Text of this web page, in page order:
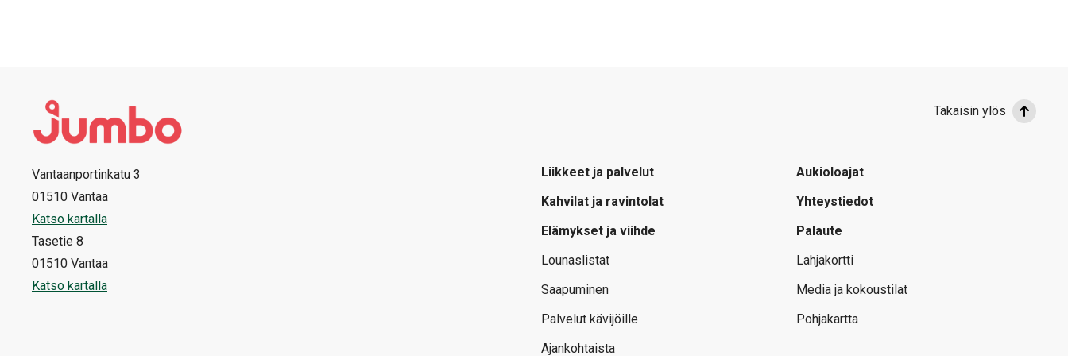
Takaisin ylös
Vantaanportinkatu 3
01510 Vantaa
Katso kartalla
Tasetie 8
01510 Vantaa
Katso kartalla
Liikkeet ja palvelut
Kahvilat ja ravintolat
Elämykset ja viihde
Lounaslistat
Saapuminen
Palvelut kävijöille
Ajankohtaista
Aukioloajat
Yhteystiedot
Palaute
Lahjakortti
Media ja kokoustilat
Pohjakartta